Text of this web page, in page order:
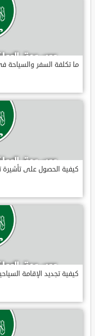
ما تكلفة السفر والسياحة
كيفية الحصول على تأشيرة
كيفية تجديد الإقامة